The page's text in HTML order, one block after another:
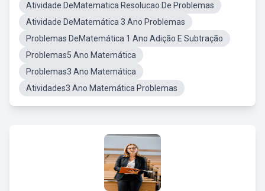
Atividade DeMatematica Resolucao De Problemas
Atividade DeMatemática 3 Ano Problemas
Problemas DeMatemática 1 Ano Adição E Subtração
Problemas5 Ano Matemática
Problemas3 Ano Matemática
Atividades3 Ano Matemática Problemas